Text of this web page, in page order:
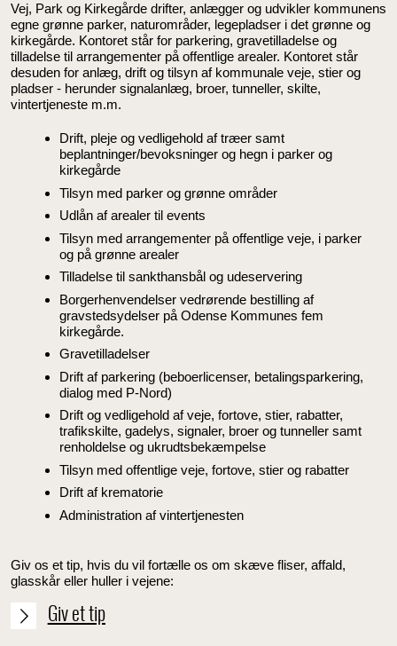
Vej, Park og Kirkegårde drifter, anlægger og udvikler kommunens
egne grønne parker, naturområder, legepladser i det grønne og
kirkegårde. Kontoret står for parkering, gravetilladelse og
tilladelse til arrangementer på offentlige arealer. Kontoret står
desuden for anlæg, drift og tilsyn af kommunale veje, stier og
pladser - herunder signalanlæg, broer, tunneller, skilte,
vintertjeneste m.m.
Drift, pleje og vedligehold af træer samt
beplantninger/bevoksninger og hegn i parker og
kirkegårde
Tilsyn med parker og grønne områder
Udlån af arealer til events
Tilsyn med arrangementer på offentlige veje, i parker
og på grønne arealer
Tilladelse til sankthansbål og udeservering
Borgerhenvendelser vedrørende bestilling af
gravstedsydelser på Odense Kommunes fem
kirkegårde.
Gravetilladelser
Drift af parkering (beboerlicenser, betalingsparkering,
dialog med P-Nord)
Drift og vedligehold af veje, fortove, stier, rabatter,
trafikskilte, gadelys, signaler, broer og tunneller samt
renholdelse og ukrudtsbekæmpelse
Tilsyn med offentlige veje, fortove, stier og rabatter
Drift af krematorie
Administration af vintertjenesten
Giv os et tip, hvis du vil fortælle os om skæve fliser, affald,
glasskår eller huller i vejene:
Giv et tip